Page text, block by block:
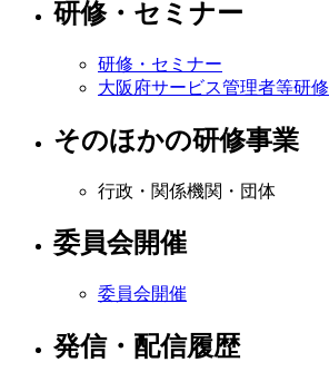
研修・セミナー
研修・セミナー
大阪府サービス管理者等研修
そのほかの研修事業
行政・関係機関・団体
委員会開催
委員会開催
発信・配信履歴